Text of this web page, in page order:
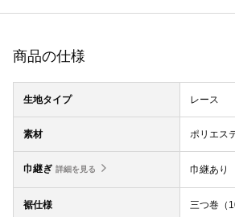
商品の仕様
生地タイプ レース
素材 ポリエス
巾継ぎ 詳細を見る 巾継あり
裾仕様 三つ巻（